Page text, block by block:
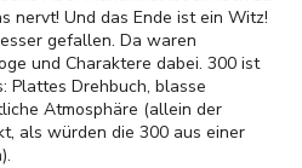
nervt! Und das Ende ist ein Witz!
gefallen. Da waren
und Charaktere dabei. 300 ist
Plattes Drehbuch, blasse
Atmosphäre (allein der
als würden die 300 aus einer